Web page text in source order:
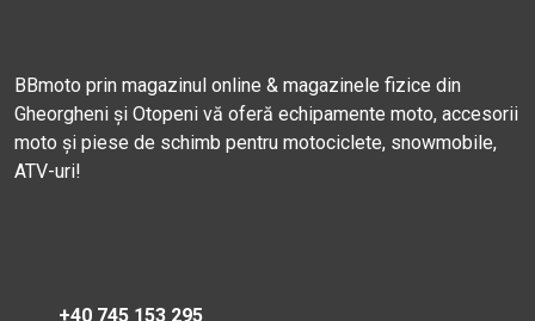
BBmoto prin magazinul online & magazinele fizice din
Gheorgheni și Otopeni vă oferă echipamente moto, accesorii
moto și piese de schimb pentru motociclete, snowmobile,
ATV-uri!
+40 745 153 295